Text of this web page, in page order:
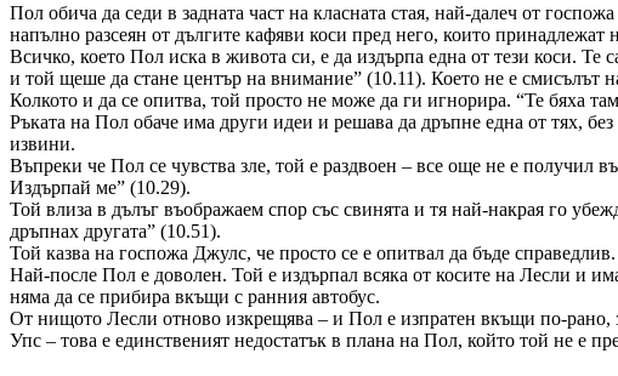
Пол обича да седи в задната част на класната стая, най-далеч от
напълно разсеян от дългите кафяви коси пред него, които принадлежат
Всичко, което Пол иска в живота си, е да издърпа една от тези коси.
и той щеше да стане център на внимание” (10.11). Което не е смисълът
Колкото и да се опитва, той просто не може да ги игнорира. “Те бяха
Ръката на Пол обаче има други идеи и решава да дръпне една от тях,
извини.
Въпреки че Пол се чувства зле, той е раздвоен – все още не е получил
Издърпай ме” (10.29).
Той влиза в дълъг въображаем спор със свинята и тя най-накрая го
дръпнах другата” (10.51).
Той казва на госпожа Джулс, че просто се е опитвал да бъде
Най-после Пол е доволен. Той е издърпал всяка от косите на Лесли и
няма да се прибира вкъщи с ранния автобус.
От нищото Лесли отново изкрещява – и Пол е изпратен вкъщи по-рано,
Упс – това е единственият недостатък в плана на Пол, който той не е